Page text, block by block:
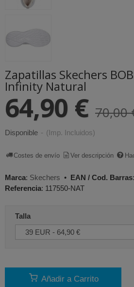
Zapatillas Skechers
Infinity Natural
64,90 € 70,00
Disponible - (Imp. Incluidos)
Costes de envío Ver descripción
Marca: Skechers • EAN / Cod. Barras:
Referencia: 117550-NAT
Talla
Añadir a Carrito